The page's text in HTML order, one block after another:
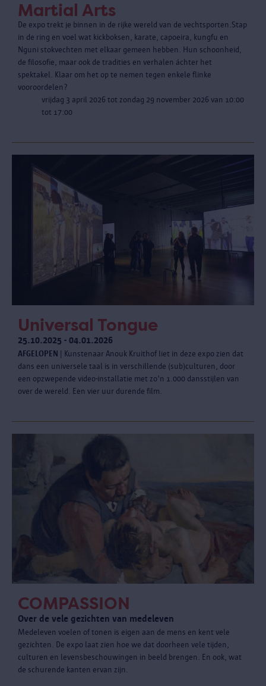
Martial Arts
De expo trekt je binnen in de rijke wereld van de vechtsporten.Stap
in de ring en voel wat kickboksen, karate, capoeira, kungfu en
Nguni stokvechten met elkaar gemeen hebben. Hun schoonheid,
de filosofie, maar ook de tradities en verhalen áchter het
spektakel. Klaar om het op te nemen tegen enkele flinke
vooroordelen?
vrijdag 3 april 2026 tot zondag 29 november 2026 van 10:00
tot 17:00
Universal Tongue
25.10.2025 - 04.01.2026
AFGELOPEN | Kunstenaar Anouk Kruithof liet in deze expo zien dat
dans een universele taal is in verschillende (sub)culturen, door
een opzwepende video-installatie met zo'n 1.000 dansstijlen van
over de wereld. Een vier uur durende film.
COMPASSION
Over de vele gezichten van medeleven
Medeleven voelen of tonen is eigen aan de mens en kent vele
gezichten. De expo laat zien hoe we dat doorheen vele tijden,
culturen en levensbeschouwingen in beeld brengen. En ook, wat
de schurende kanten ervan zijn.